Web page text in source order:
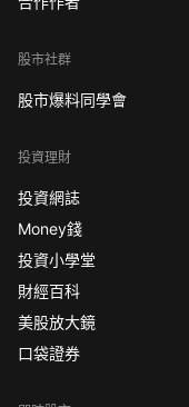
股市社群
股市爆料同學會
投資理財
投資網誌
Money錢
投資小學堂
財經百科
美股放大鏡
口袋證券